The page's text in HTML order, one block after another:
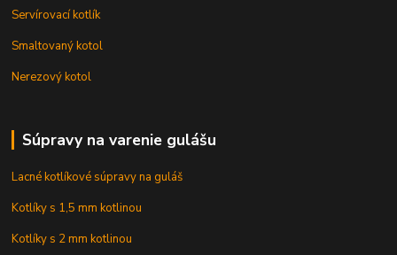
Servírovací kotlík
Smaltovaný kotol
Nerezový kotol
Súpravy na varenie gulášu
Lacné kotlíkové súpravy na guláš
Kotlíky s 1,5 mm kotlinou
Kotlíky s 2 mm kotlinou